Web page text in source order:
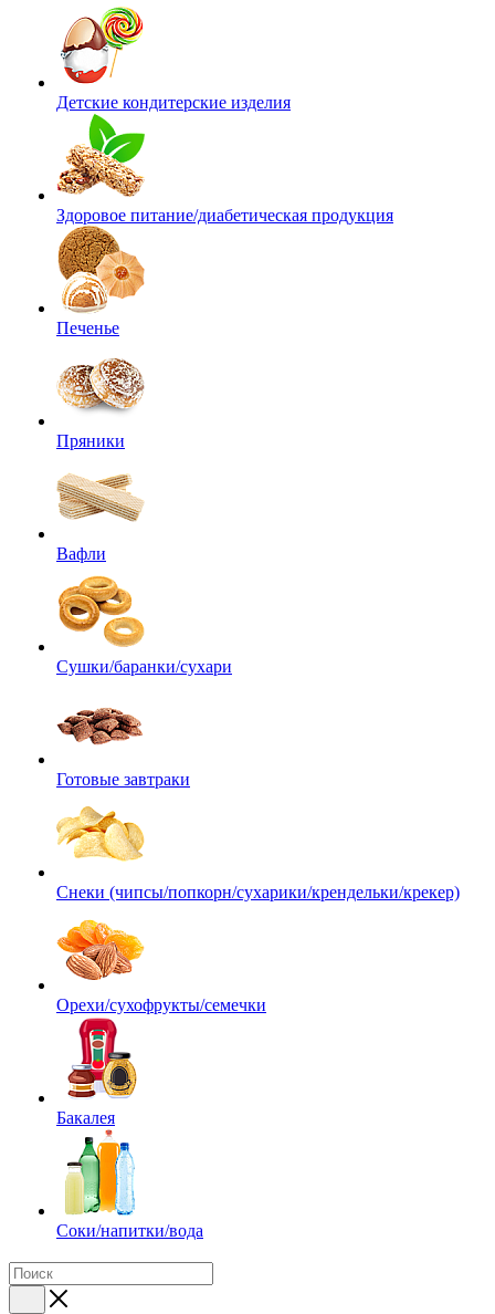
Детские кондитерские изделия
Здоровое питание/диабетическая продукция
Печенье
Пряники
Вафли
Сушки/баранки/сухари
Готовые завтраки
Снеки (чипсы/попкорн/сухарики/крендельки/крекер)
Орехи/сухофрукты/семечки
Бакалея
Соки/напитки/вода